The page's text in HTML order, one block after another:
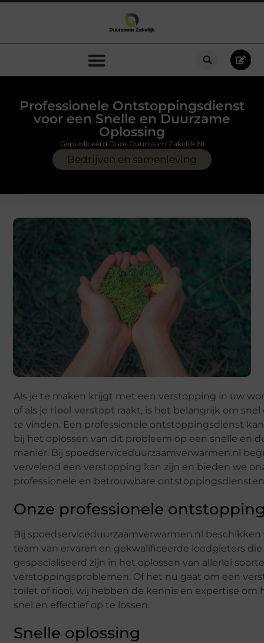
Professionele Ontstoppingsdienst
voor een Snelle en Duurzame
Oplossing
Bedrijven en samenleving
Gepubliceerd Door Duurzaam Zakelijk.nl
Als je te maken krijgt met een verstopping in uw
of als je riool verstopt raakt, is het belangrijk om
te vinden. Een professionele ontstoppingsdienst
bij het oplossen van dit probleem op een snelle en
manier. Bij spoedserviceduurzaamverwarmen.nl
vervelend een verstopping kan zijn en bieden we
professionele en betrouwbare
Onze professionele
Bij spoedserviceduurzaamverwarmen.nl beschikken
team van ervaren en gekwalificeerde loodgieters die
gespecialiseerd zijn in het oplossen van allerlei
verstoppingsproblemen. Of het nu gaat om een
toilet of riool, wij hebben de kennis en expertise om
snel en effectief op te lossen.
Snelle oplossing